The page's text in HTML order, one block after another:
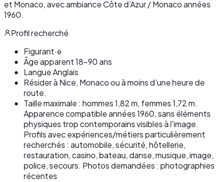
et Monaco, avec ambiance Côte d’Azur / Monaco années
1960.
Profil recherché
Figurant·e
Âge apparent 18-90 ans
Langue Anglais
Résider à Nice, Monaco ou à moins d’une heure de
route.
Taille maximale : hommes 1,82 m, femmes 1,72 m.
Apparence compatible années 1960, sans éléments
physiques trop contemporains visibles à l'image.
Profils avec expériences/métiers particulièrement
recherchés : automobile, sécurité, hôtellerie,
restauration, casino, bateau, danse, musique, image,
police, secours. Photos demandées : photographies
récentes